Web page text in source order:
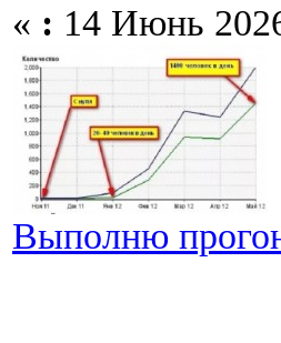
« : 14 Июнь
Выполню